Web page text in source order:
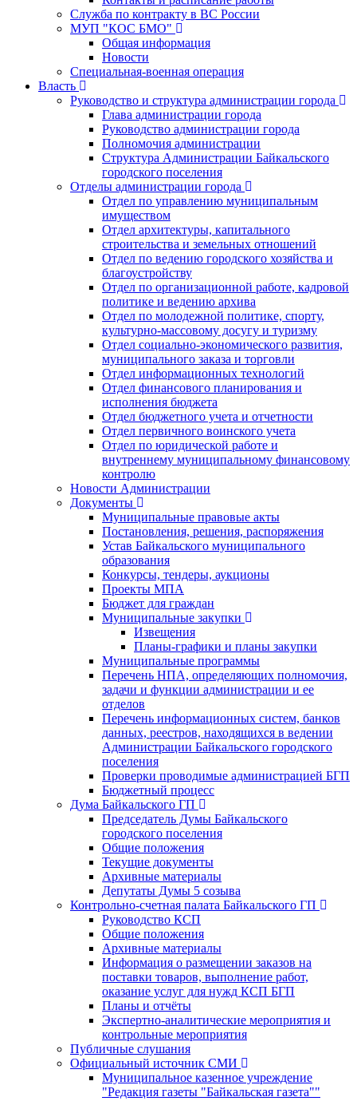
Служба по контракту в ВС России
МУП "КОС БМО"
Общая информация
Новости
Специальная-военная операция
Власть
Руководство и структура администрации города
Глава администрации города
Руководство администрации города
Полномочия администрации
Структура Администрации Байкальского
городского поселения
Отделы администрации города
Отдел по управлению муниципальным
имуществом
Отдел архитектуры, капитального
строительства и земельных отношений
Отдел по ведению городского хозяйства и
благоустройству
Отдел по организационной работе, кадровой
политике и ведению архива
Отдел по молодежной политике, спорту,
культурно-массовому досугу и туризму
Отдел социально-экономического развития,
муниципального заказа и торговли
Отдел информационных технологий
Отдел финансового планирования и
исполнения бюджета
Отдел бюджетного учета и отчетности
Отдел первичного воинского учета
Отдел по юридической работе и
внутреннему муниципальному финансовому
контролю
Новости Администрации
Документы
Муниципальные правовые акты
Постановления, решения, распоряжения
Устав Байкальского муниципального
образования
Конкурсы, тендеры, аукционы
Проекты МПА
Бюджет для граждан
Муниципальные закупки
Извещения
Планы-графики и планы закупки
Муниципальные программы
Перечень НПА, определяющих полномочия,
задачи и функции администрации и ее
отделов
Перечень информационных систем, банков
данных, реестров, находящихся в ведении
Администрации Байкальского городского
поселения
Проверки проводимые администрацией БГП
Бюджетный процесс
Дума Байкальского ГП
Председатель Думы Байкальского
городского поселения
Общие положения
Текущие документы
Архивные материалы
Депутаты Думы 5 созыва
Контрольно-счетная палата Байкальского ГП
Руководство КСП
Общие положения
Архивные материалы
Информация о размещении заказов на
поставки товаров, выполнение работ,
оказание услуг для нужд КСП БГП
Планы и отчёты
Экспертно-аналитические мероприятия и
контрольные мероприятия
Публичные слушания
Официальный источник СМИ
Муниципальное казенное учреждение
"Редакция газеты "Байкальская газета""